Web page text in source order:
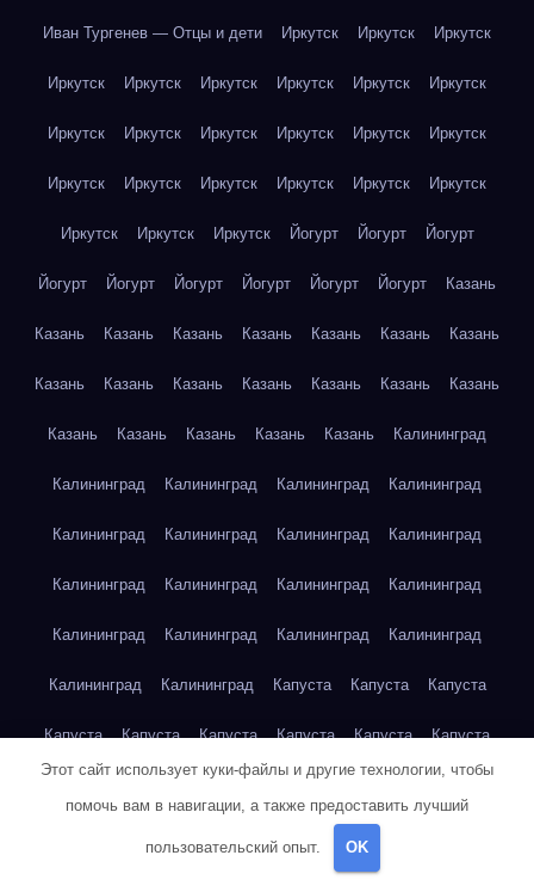
Иван Тургенев — Отцы и дети Иркутск Иркутск Иркутск
Иркутск Иркутск Иркутск Иркутск Иркутск Иркутск
Иркутск Иркутск Иркутск Иркутск Иркутск Иркутск
Иркутск Иркутск Иркутск Иркутск Иркутск Иркутск
Иркутск Иркутск Иркутск Йогурт Йогурт Йогурт
Йогурт Йогурт Йогурт Йогурт Йогурт Йогурт Казань
Казань Казань Казань Казань Казань Казань Казань
Казань Казань Казань Казань Казань Казань Казань
Казань Казань Казань Казань Казань Калининград
Калининград Калининград Калининград Калининград
Калининград Калининград Калининград Калининград
Калининград Калининград Калининград Калининград
Калининград Калининград Калининград Калининград
Калининград Калининград Капуста Капуста Капуста
Капуста Капуста Капуста Капуста Капуста Капуста
Этот сайт использует куки-файлы и другие технологии, чтобы
помочь вам в навигации, а также предоставить лучший
пользовательский опыт. OK